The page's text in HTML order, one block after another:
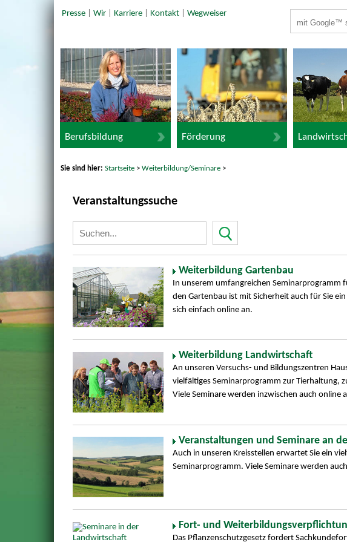
Presse| Wir| Karriere| Kontakt| Wegweiser
Berufsbildung Förderung
Sie sind hier:Startseite >Weiterbildung/Seminare >
Veranstaltungssuche
Weiterbildung Gartenbau
In unserem umfangreichen Seminarprogramm
den Gartenbau ist mit Sicherheit auch für Sie
sich einfach online an.
Weiterbildung Landwirtschaft
An unseren Versuchs- und Bildungszentren
vielfältiges Seminarprogramm zur Tierhaltung,
Viele Seminare werden inzwischen auch online
Veranstaltungen und Seminare an
Auch in unseren Kreisstellen erwartet Sie ein
Seminarprogramm. Viele Seminare werden
Fort- und
Das Pflanzenschutzgesetz fordert